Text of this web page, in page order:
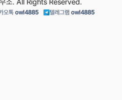
소. All Rights Reserved.
오톡 owl4885 텔레그램 owl4885